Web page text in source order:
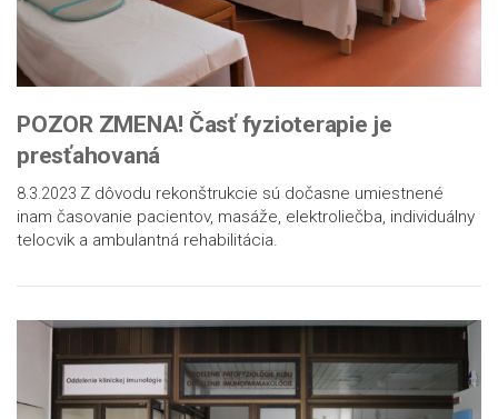
POZOR ZMENA! Časť fyzioterapie je
presťahovaná
8.3.2023 Z dôvodu rekonštrukcie sú dočasne umiestnené
inam časovanie pacientov, masáže, elektroliečba, individuálny
telocvik a ambulantná rehabilitácia.